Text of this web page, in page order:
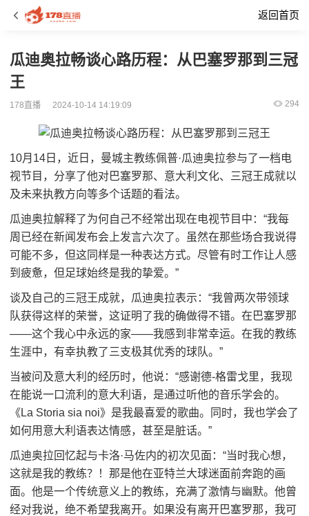
返回首页
瓜迪奥拉畅谈心路历程：从巴塞罗那到三冠
王
178直播 2024-10-14 14:19:09 294
10月14日，近日，曼城主教练佩普·瓜迪奥拉参与了一档电
视节目，分享了他对巴塞罗那、意大利文化、三冠王成就以
及未来执教方向等多个话题的看法。
瓜迪奥拉解释了为何自己不经常出现在电视节目中：“我每
周已经在新闻发布会上发言六次了。虽然在那些场合我说得
可能不多，但这同样是一种表达方式。尽管有时工作让人感
到疲惫，但足球始终是我的挚爱。”
谈及自己的三冠王成就，瓜迪奥拉表示：“我曾两次带领球
队获得这样的荣誉，这证明了我的确做得不错。在巴塞罗那
——这个我心中永远的家——我感到非常幸运。在我的教练
生涯中，有幸执教了三支极其优秀的球队。”
当被问及意大利的经历时，他说：“感谢德-格雷戈里，我现
在能说一口流利的意大利语，是通过听他的音乐学会的。
《La Storia sia noi》是我最喜爱的歌曲。同时，我也学会了
如何用意大利语表达情感，甚至是脏话。”
瓜迪奥拉回忆起与卡洛·马佐内的初次见面：“当时我心想，
这就是我的教练？！那是他在亚特兰大球迷面前奔跑的画
面。他是一个传统意义上的教练，充满了激情与幽默。他曾
经对我说，绝不希望我离开。如果没有离开巴塞罗那，我可